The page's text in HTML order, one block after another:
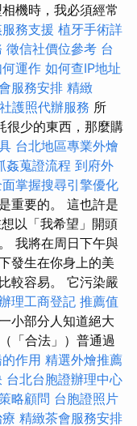
機時，我必須經常
務支援 植牙手術詳
徵信社價位參考 台
運作 如何查IP地址
服務安排 精緻
護照代辦服務 所
很少的東西，那麼購
台北地區專業外燴
姦蒐證流程 到府外
掌握搜尋引擎優化
重要的。 這也許是
以「我希望」開頭
我將在周日下午與
發生在你身上的美
較容易。 它污染嚴
理工商登記 推薦值
小部分人知道絕大
「合法」）普通過
的作用 精選外燴推薦
台北台胞證辦理中心
略顧問 台胞證照片
精緻茶會服務安排